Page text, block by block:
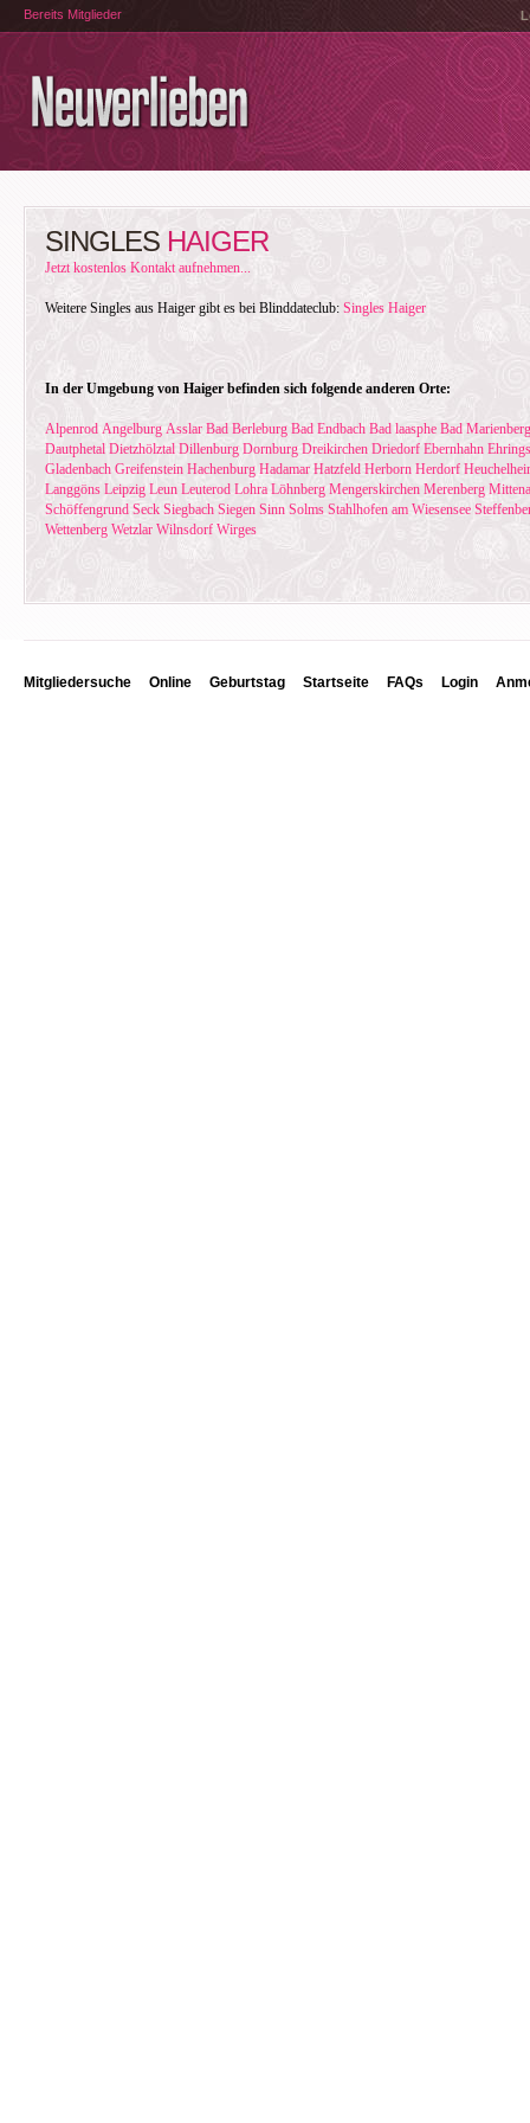
Bereits Mitglieder
SINGLES HAIGER
Jetzt kostenlos Kontakt aufnehmen...
Weitere Singles aus Haiger gibt es bei Blinddateclub: Singles Haiger
In der Umgebung von Haiger befinden sich folgende anderen Orte:
Alpenrod Angelburg Asslar Bad Berleburg Bad Endbach Bad laasphe Bad Marienberg
Dautphetal Dietzhölztal Dillenburg Dornburg Dreikirchen Driedorf Ebernhahn
Gladenbach Greifenstein Hachenburg Hadamar Hatzfeld Herborn Herdorf
Langgöns Leipzig Leun Leuterod Lohra Löhnberg Mengerskirchen Merenberg
Schöffengrund Seck Siegbach Siegen Sinn Solms Stahlhofen am Wiesensee
Wettenberg Wetzlar Wilnsdorf Wirges
Mitgliedersuche Online Geburtstag Startseite FAQs Login